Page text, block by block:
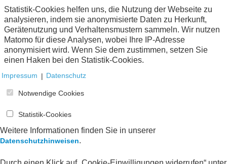
Rechnungslegung & Steuern
Handel und elektronische Kommunikation
Keine Nachrichten verfügbar.
Statistik-Cookies helfen uns, die Nutzung der Webseite zu
analysieren, indem sie anonymisierte Daten zu Herkunft,
Gerätenutzung und Verhaltensmustern sammeln. Wir nutzen
Matomo für diese Analysen, wobei Ihre IP-Adresse
anonymisiert wird. Wenn Sie dem zustimmen, setzen Sie
einen Haken bei den Statistik-Cookies.
Impressum | Datenschutz
Notwendige Cookies
Statistik-Cookies
Weitere Informationen finden Sie in unserer
Datenschutzhinweisen.